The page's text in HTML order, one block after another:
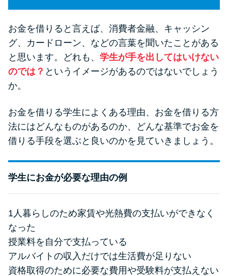
090金融（闇金）からお金を借り
てはいけない理由と借りた場合
の対処法
ブラックでもお金を借りるに
は？3つの判断基準と工面法
アコムはブラックでも審査に通
る？ 自分がブラックか確かめる
アコムとレイクどっちがいい
の？ カードローンの選び方を徹
底解説！
お金を借りると言えば、消費者金融、キャッシン
グ、カードローン、などの言葉を聞いたことがある
と思います。どれも、 学生が手を出してはいけない
のでは？ というイメージがあるのではないでしょう
か。
お金を借りる学生によくある理由、お金を借りる方
法にはどんなものがあるのか、どんな基準でお金を
借りる手段を選ぶと良いのかを見ていきましょう。
学生にお金が必要な理由の例
1人暮らしのため家賃や光熱費の支払いができなく
なった
授業料を自分で支払っている
アルバイトの収入だけでは生活費が足りない
資格取得のために必要な費用や受験料が支払えない